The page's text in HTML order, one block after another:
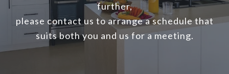
further,
please contact us to arrange a schedule that
suits both you and us for a meeting.